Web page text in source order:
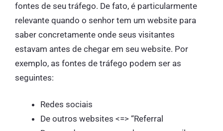
fontes de seu tráfego. De fato, é particularmente
relevante quando o senhor tem um website para
saber concretamente onde seus visitantes
estavam antes de chegar em seu website. Por
exemplo, as fontes de tráfego podem ser as
seguintes:
Redes sociais
De outros websites <=> “Referral